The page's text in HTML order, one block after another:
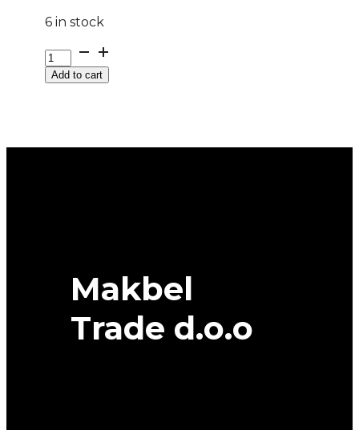
6 in stock
G225/40R19
93V
XLAdd to cart
Makbel
Trade d.o.o